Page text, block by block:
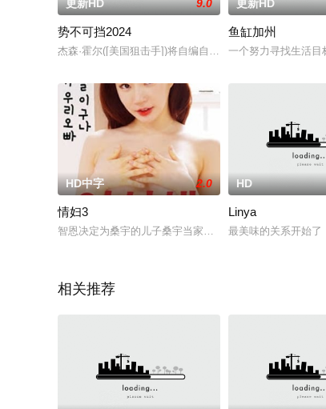
更新HD 9.0
势不可挡2024
杰森·霍尔([美国狙击手])将自编自导聚焦摔跤明星
更新HD
鱼缸加州
一个努力寻找生活
HD中字 2.0
情妇3
智恩决定为桑宇的儿子桑宇当家教，以确保他有一个有钱
HD
Linya
最美味的关系开始了
相关推荐